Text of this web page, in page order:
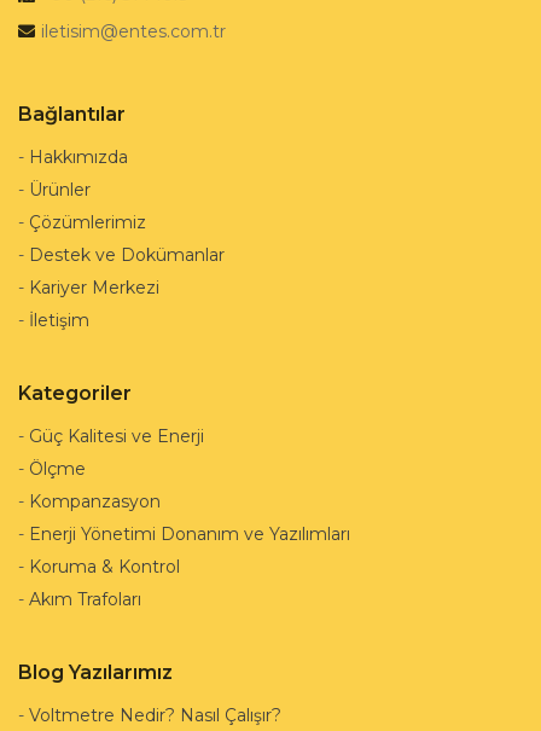
iletisim@entes.com.tr
Bağlantılar
- Hakkımızda
- Ürünler
- Çözümlerimiz
- Destek ve Dokümanlar
- Kariyer Merkezi
- İletişim
Kategoriler
- Güç Kalitesi ve Enerji
- Ölçme
- Kompanzasyon
- Enerji Yönetimi Donanım ve Yazılımları
- Koruma & Kontrol
- Akım Trafoları
Blog Yazılarımız
- Voltmetre Nedir? Nasıl Çalışır?